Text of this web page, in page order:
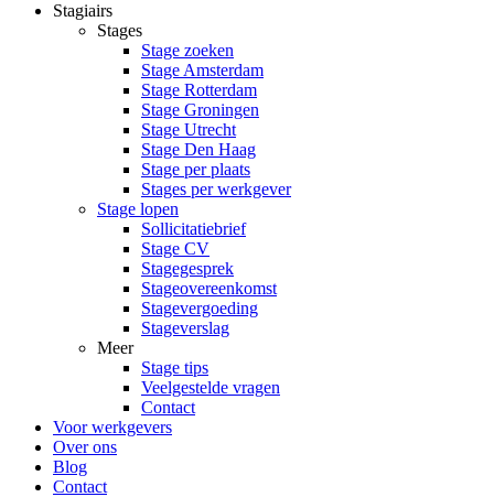
Stagiairs
Stages
Stage zoeken
Stage Amsterdam
Stage Rotterdam
Stage Groningen
Stage Utrecht
Stage Den Haag
Stage per plaats
Stages per werkgever
Stage lopen
Sollicitatiebrief
Stage CV
Stagegesprek
Stageovereenkomst
Stagevergoeding
Stageverslag
Meer
Stage tips
Veelgestelde vragen
Contact
Voor werkgevers
Over ons
Blog
Contact